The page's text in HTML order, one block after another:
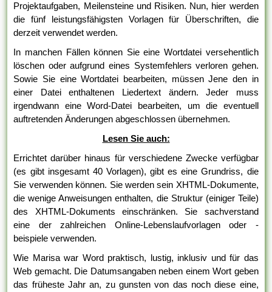
Projektaufgaben, Meilensteine und Risiken. Nun, hier werden
die fünf leistungsfähigsten Vorlagen für Überschriften, die
derzeit verwendet werden.
In manchen Fällen können Sie eine Wortdatei versehentlich
löschen oder aufgrund eines Systemfehlers verloren gehen.
Sowie Sie eine Wortdatei bearbeiten, müssen Jene den in
einer Datei enthaltenen Liedertext ändern. Jeder muss
irgendwann eine Word-Datei bearbeiten, um die eventuell
auftretenden Änderungen abgeschlossen übernehmen.
Lesen Sie auch:
Errichtet darüber hinaus für verschiedene Zwecke verfügbar
(es gibt insgesamt 40 Vorlagen), gibt es eine Grundriss, die
Sie verwenden können. Sie werden sein XHTML-Dokumente,
die wenige Anweisungen enthalten, die Struktur (einiger Teile)
des XHTML-Dokuments einschränken. Sie sachverstand
eine der zahlreichen Online-Lebenslaufvorlagen oder -
beispiele verwenden.
Wie Marisa war Word praktisch, lustig, inklusiv und für das
Web gemacht. Die Datumsangaben neben einem Wort geben
das früheste Jahr an, zu gunsten von das noch diese eine,